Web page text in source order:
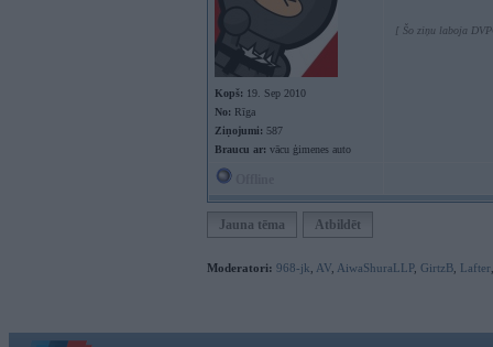
Kopš: 19. Sep 2010
No: Rīga
Ziņojumi: 587
Braucu ar: vācu ģimenes auto
[ Šo ziņu laboja
Jauna tēma Atbildēt
Moderatori: 968-jk AV AiwaShuraLLP, GirtzB Lafter